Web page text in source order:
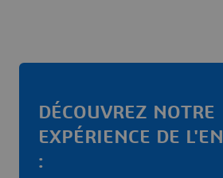
DÉCOUVREZ NOTRE
EXPÉRIENCE DE
: